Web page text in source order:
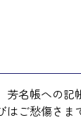
名帳への記
はご愁傷さま